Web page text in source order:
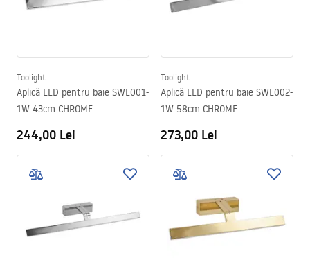
Toolight
Aplică LED pentru baie SWE001-
1W 43cm CHROME
244,00 Lei
Toolight
Aplică LED pentru baie SWE002-
1W 58cm CHROME
273,00 Lei